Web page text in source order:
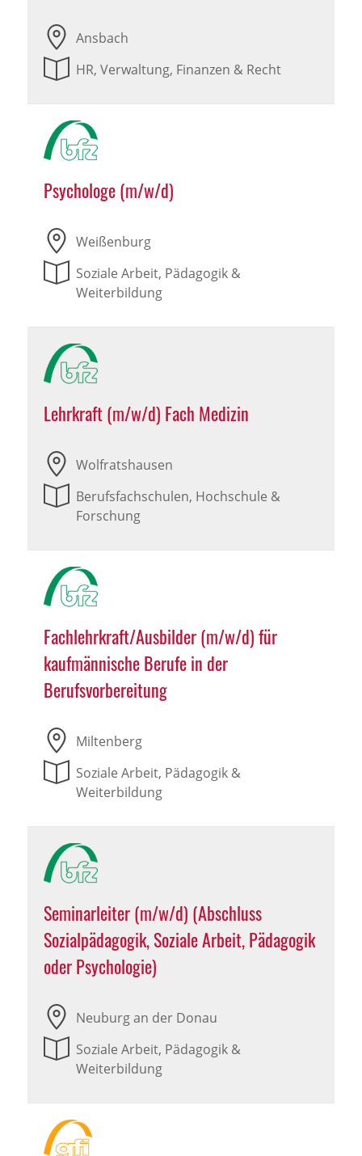
Ansbach
HR, Verwaltung, Finanzen & Recht
Psychologe (m/w/d)
Weißenburg
Soziale Arbeit, Pädagogik &
Weiterbildung
Lehrkraft (m/w/d) Fach Medizin
Wolfratshausen
Berufsfachschulen, Hochschule &
Forschung
Fachlehrkraft/Ausbilder (m/w/d) für
kaufmännische Berufe in der
Berufsvorbereitung
Miltenberg
Soziale Arbeit, Pädagogik &
Weiterbildung
Seminarleiter (m/w/d) (Abschluss
Sozialpädagogik, Soziale Arbeit, Pädagogik
oder Psychologie)
Neuburg an der Donau
Soziale Arbeit, Pädagogik &
Weiterbildung